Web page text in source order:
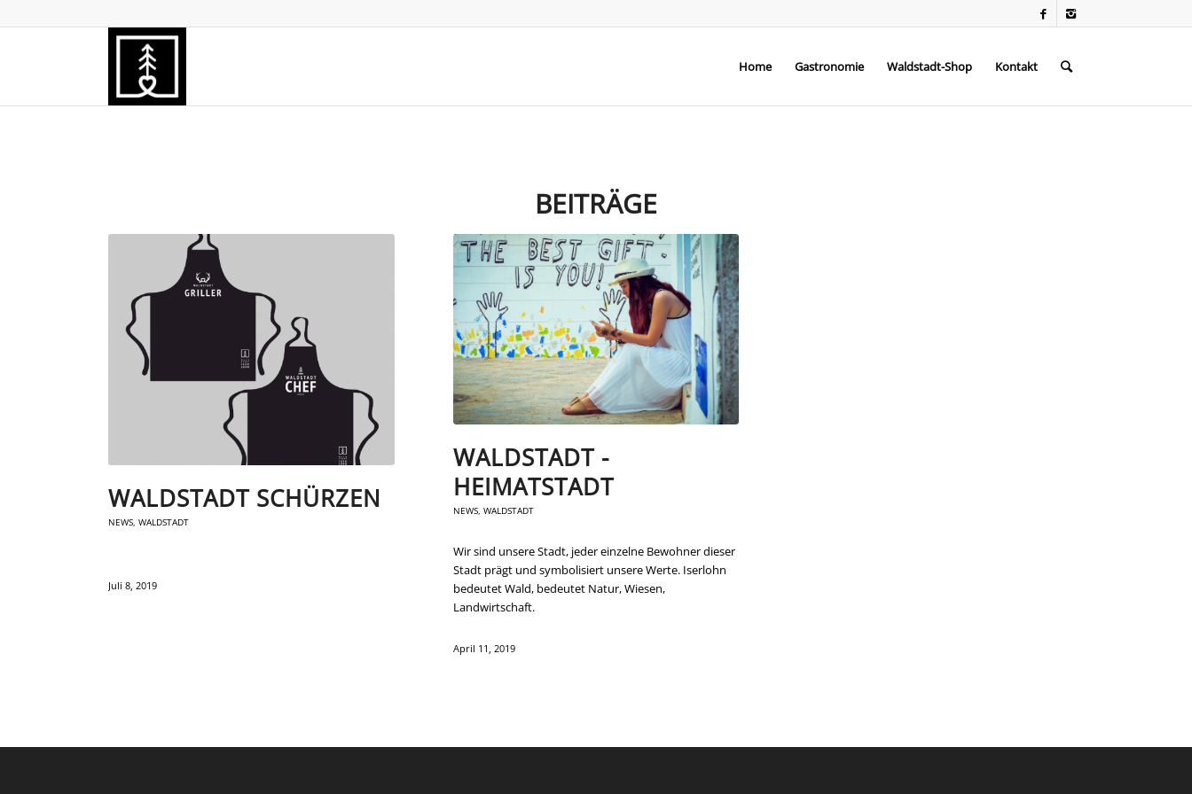
Home Gastronomie Waldstadt-Shop Kontakt
BEITRÄGE
WALDSTADT SCHÜRZEN
NEWS WALDSTADT
Juli 8, 2019
WALDSTADT -
HEIMATSTADT
NEWS, WALDSTADT
Wir sind unsere Stadt, jeder einzelne Bewohner dieser
Stadt prägt und symbolisiert unsere Werte. Iserlohn
bedeutet Wald, bedeutet Natur, Wiesen,
Landwirtschaft.
April 11, 2019